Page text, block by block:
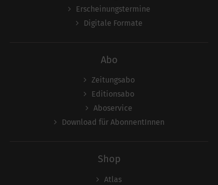
Erscheinungstermine
Digitale Formate
Abo
Zeitungsabo
Editionsabo
Aboservice
Download für AbonnentInnen
Shop
Atlas